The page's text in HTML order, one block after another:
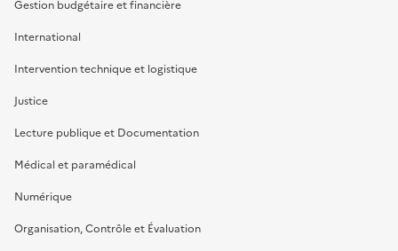
Gestion budgétaire et financière
International
Intervention technique et logistique
Justice
Lecture publique et Documentation
Médical et paramédical
Numérique
Organisation, Contrôle et Évaluation